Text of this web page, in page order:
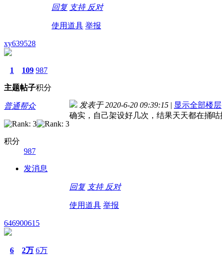
回复 支持 反对
使用道具 举报
xy639528
1
主题
109
帖子
987
积分
普通帮众
积分
987
发消息
发表于 2020-6-20 09:39:15 | 显示全部楼层
确实，自己架设好几次，结果天天都在捅
回复 支持 反对
使用道具 举报
646900615
6 2万 6万